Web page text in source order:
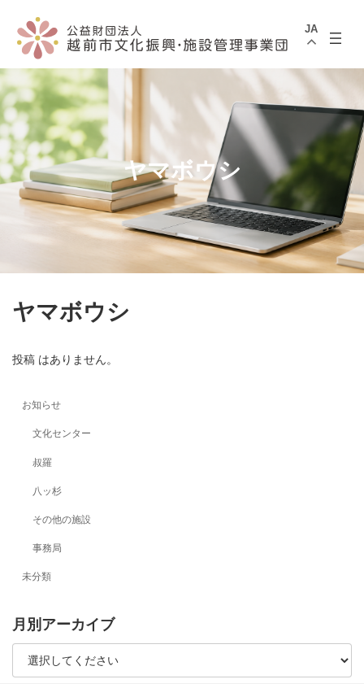
へ
ス
キ
ッ
プ
ョ
ン
に
移
動
JA
ヤマボウシ
ヤマボウシ
投稿 はありません。
お知らせ
文化センター
叔羅
八ッ杉
その他の施設
事務局
未分類
月別アーカイブ